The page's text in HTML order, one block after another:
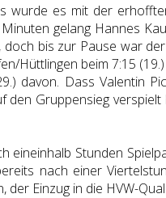
wurde es mit der
gelang Hannes
bis zur Pause war
beim 7:15
davon. Dass Valentin
Gruppensieg
eineinhalb Stunden
nach einer
Einzug in die HVW-